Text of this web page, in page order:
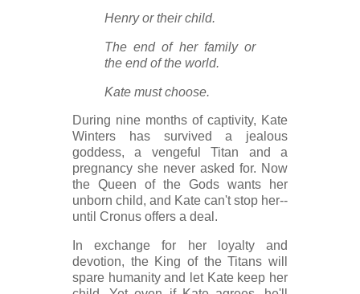
Henry or their child.
The end of her family or
the end of the world.
Kate must choose.
During nine months of captivity, Kate
Winters has survived a jealous
goddess, a vengeful Titan and a
pregnancy she never asked for. Now
the Queen of the Gods wants her
unborn child, and Kate can't stop her--
until Cronus offers a deal.
In exchange for her loyalty and
devotion, the King of the Titans will
spare humanity and let Kate keep her